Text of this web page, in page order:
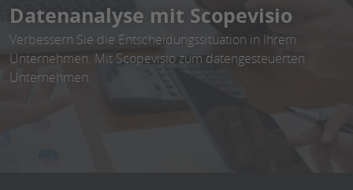
Datenanalyse mit Scopevisio
Verbessern Sie die Entscheidungssituation in Ihrem
Unternehmen. Mit Scopevisio zum datengesteuerten
Unternehmen.